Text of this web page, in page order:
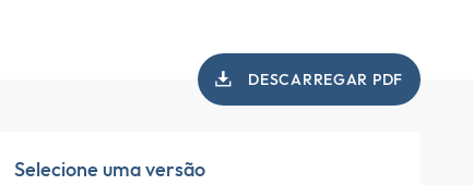
DESCARREGAR PDF
Selecione uma versão